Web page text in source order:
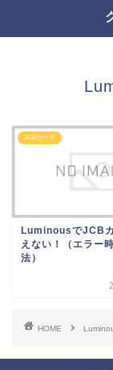
JCBカード
LuminousでJCB
えない！（エラー
法）
HOME